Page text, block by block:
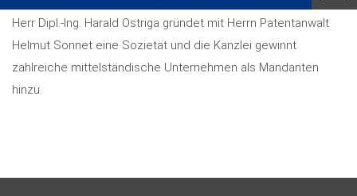
Herr Dipl.-Ing. Harald Ostriga gründet mit Herrn Patentanwalt
Helmut Sonnet eine Sozietät und die Kanzlei gewinnt
zahlreiche mittelständische Unternehmen als Mandanten
hinzu.